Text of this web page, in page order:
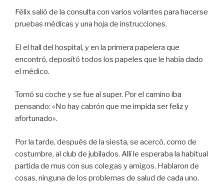
Félix salió de la consulta con varios volantes para hacerse
pruebas médicas y una hoja de instrucciones.
El el hall del hospital, y en la primera papelera que
encontró, deposító todos los papeles que le había dado
el médico.
Tomó su coche y se fue al super. Por el camino iba
pensando: «No hay cabrón que me impida ser feliz y
afortunado».
Por la tarde, después de la siesta, se acercó, como de
costumbre, al club de jubilados. Allí le esperaba la habitual
partida de mus con sus colegas y amigos. Hablaron de
cosas, ninguna de los problemas de salud de cada uno.